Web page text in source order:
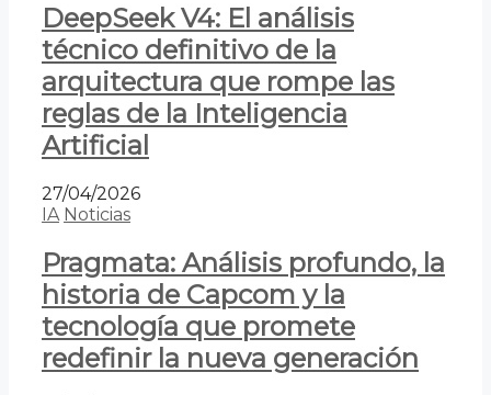
DeepSeek V4: El análisis
técnico definitivo de la
arquitectura que rompe las
reglas de la Inteligencia
Artificial
27/04/2026
IA Noticias
Pragmata: Análisis profundo, la
historia de Capcom y la
tecnología que promete
redefinir la nueva generación